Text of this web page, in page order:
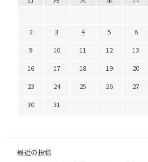
2
3 4 5 6
9
10 11 12 13
16
17 18 19 20
23
24 25 26 27
30
31
最近の投稿